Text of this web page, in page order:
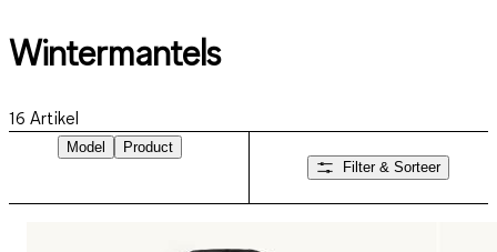
Wintermantels
16 Artikel
Model
Product
Filter & Sorteer